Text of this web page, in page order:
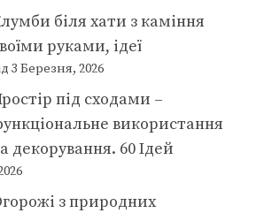
біля хати з каміння
руками, ідеї
3 Березня, 2026
під сходами –
використання
декорування. 60 Ідей
з природних